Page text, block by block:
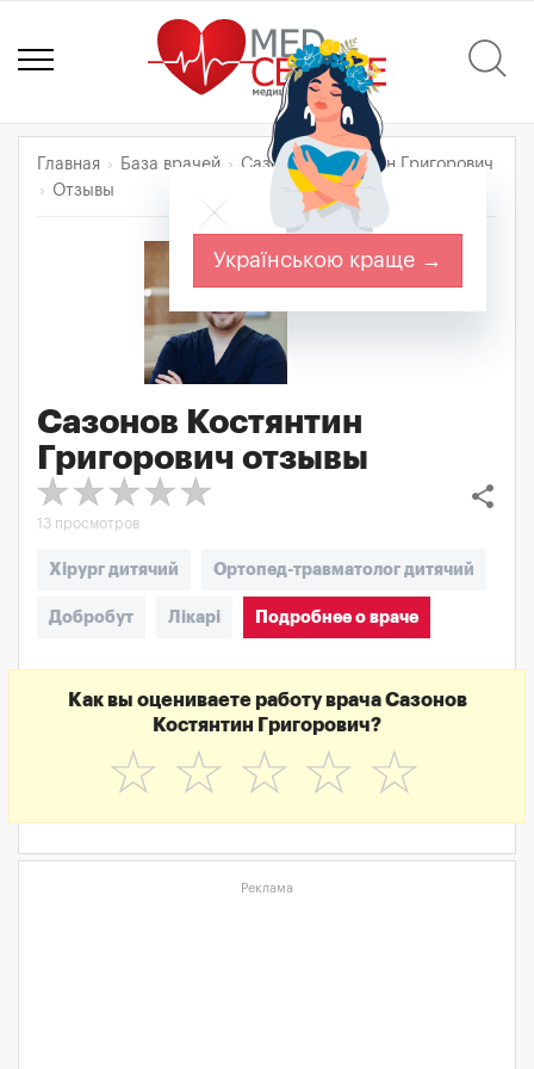
Главная База врачей
Сазонов Костянтин Григорович
Отзывы
Сазонов Костянтин
Григорович отзывы
share
13 просмотров
Хірург дитячий Ортопед-травматолог дитячий
Добробут Лікарі Подробнее о враче
Как вы оцениваете работу врача Сазонов
Костянтин Григорович?
☆
☆
☆
☆
☆
Реклама
Українською краще →